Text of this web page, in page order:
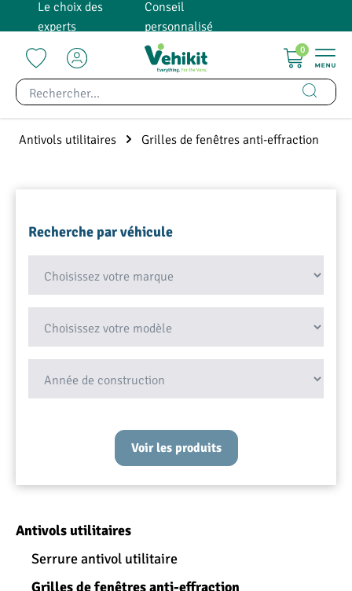
principal
Le choix des
experts
Conseil
personnalisé
0
Antivols utilitaires Grilles de fenêtres anti-effraction
Recherche par véhicule
Voir les produits
Antivols utilitaires
Serrure antivol utilitaire
Grilles de fenêtres anti-effraction